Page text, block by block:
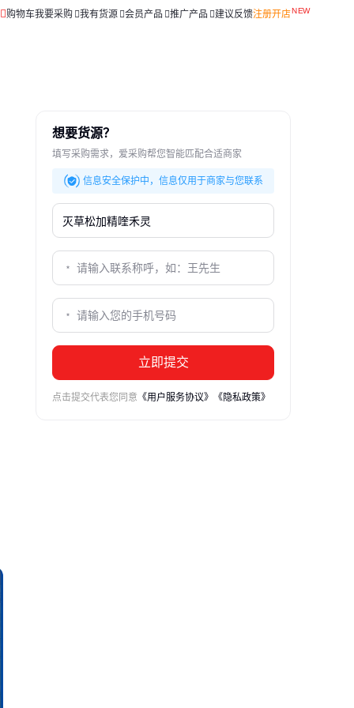
购物车我要采购 我有货源 会员产品 推广产品 建议反馈注册开店
想要货源？
填写采购需求，爱采购帮您智能匹配合适商家
信息安全保护中，信息仅用于商家与您联系
立即提交
点击提交代表您同意 《用户服务协议》 《隐私政策》